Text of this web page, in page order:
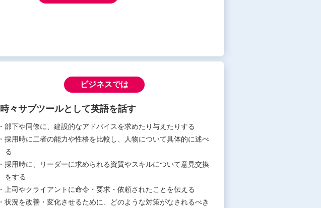
ビジネスでは
時々サブツールとして英語を話す
・部下や同僚に、建設的なアドバイスを求めたり与えたりする
・採用時に二者の能力や性格を比較し、人物について具体的に述べ
る
・採用時に、リーダーに求められる資質やスキルについて意見交換
をする
・上司やクライアントに命令・要求・依頼されたことを伝える
・状況を改善・変化させるために、どのような対策がなされるべき